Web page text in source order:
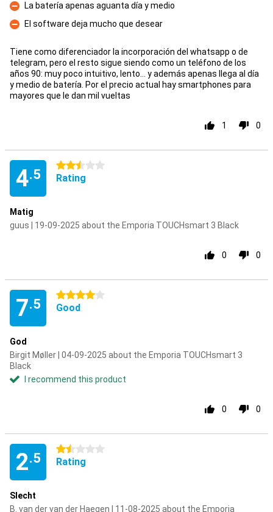
Con
La batería apenas aguanta día y medio
Con
El software deja mucho que desear
Tiene como diferenciador la incorporación del whatsapp o de
telegram, pero el resto sigue siendo como un teléfono de los
años 90: muy poco intuitivo, lento... y además apenas llega al día
y medio de batería. Por el precio actual hay smartphones para
mayores que le dan mil vueltas
1 0
4.5
2.5 stars
Rating
Matig
guus | 19-09-2025 about the Emporia TOUCHsmart 3 Black
0 0
7.5
4 stars
Good
God
Birgit Møller | 04-09-2025 about the Emporia TOUCHsmart 3
Black
I recommend this product
0 0
2.5
1.5 stars
Rating
Slecht
B. van der van der Haegen | 11-08-2025 about the Emporia